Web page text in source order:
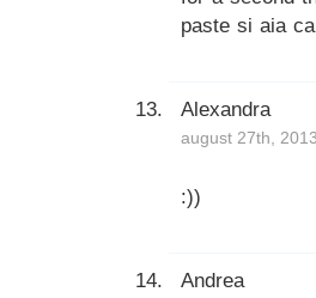
paste si aia
Alexandra
august 27th,
:))
Andrea